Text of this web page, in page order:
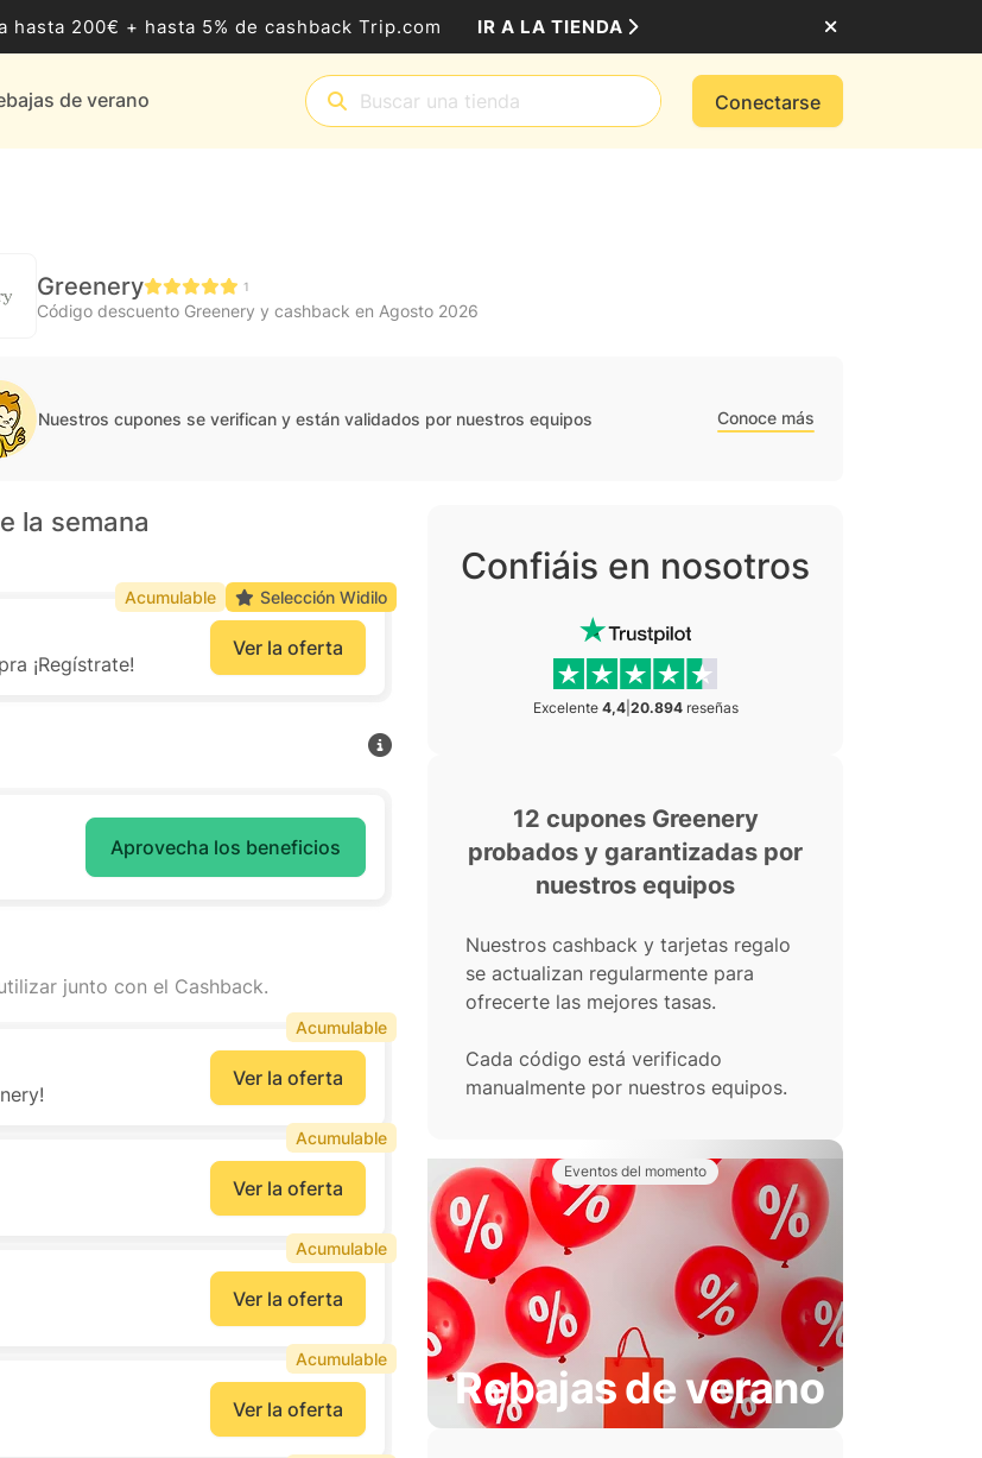
hasta 200€ + hasta 5% de cashback Trip.com IR A LA TIENDA
de verano Conectarse
Greenery 1
Código descuento Greenery y cashback en Agosto 2026
Nuestros cupones se verifican y están validados por nuestros equipos Conoce más
la semana
¡Regístrate!
Ver la oferta
Acumulable Selección Widilo
Aprovecha los beneficios
junto con el Cashback.
Ver la oferta
Acumulable
Ver la oferta
Acumulable
Ver la oferta
Acumulable
Ver la oferta
Acumulable
Confiáis en nosotros
Excelente 4,4| 20.894reseñas
12 cupones Greenery
probados y garantizadas por
nuestros equipos
Nuestros cashback y tarjetas regalo
se actualizan regularmente para
ofrecerte las mejores tasas.
Cada código está verificado
manualmente por nuestros equipos.
Eventos del momento
Rebajas de verano